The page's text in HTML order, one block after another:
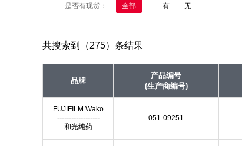
是否有现货： 全部 有 无
共搜索到（275）条结果
品牌
产品编号
(生产商编号)
FUJIFILM Wako
------------------
和光纯药
051-09251